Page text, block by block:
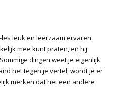
les leuk en leerzaam ervaren.
mee kunt praten, en hij
dingen weet je eigenlijk
het tegen je vertel, wordt je er
merken dat het een andere